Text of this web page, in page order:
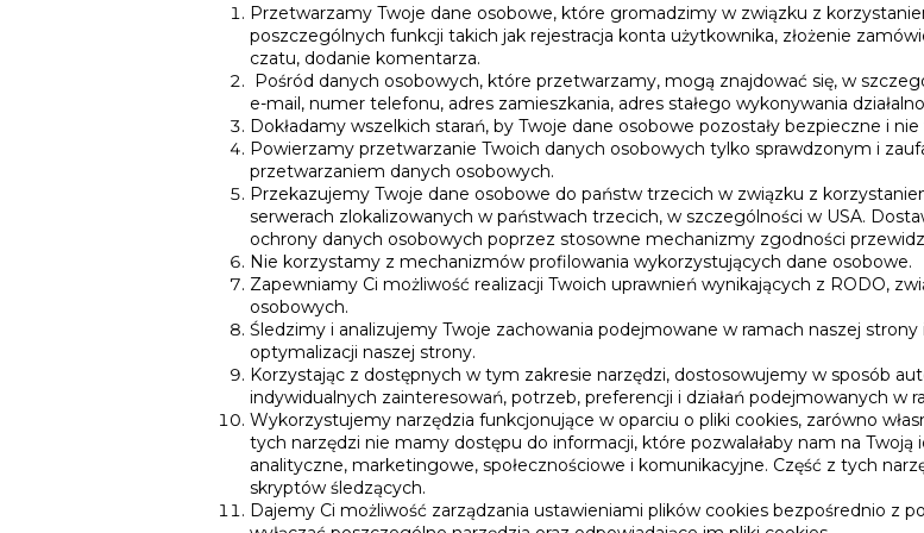
Przetwarzamy Twoje dane osobowe, które gromadzimy w związku z
poszczególnych funkcji takich jak rejestracja konta użytkownika, złożenie
czatu, dodanie komentarza.
Pośród danych osobowych, które przetwarzamy, mogą znajdować się, w
e-mail, numer telefonu, adres zamieszkania, adres stałego wykonywania
Dokładamy wszelkich starań, by Twoje dane osobowe pozostały bezpieczne i
Powierzamy przetwarzanie Twoich danych osobowych tylko sprawdzonym i
przetwarzaniem danych osobowych.
Przekazujemy Twoje dane osobowe do państw trzecich w związku z
serwerach zlokalizowanych w państwach trzecich, w szczególności w USA.
ochrony danych osobowych poprzez stosowne mechanizmy zgodności
Nie korzystamy z mechanizmów profilowania wykorzystujących dane osobowe.
Zapewniamy Ci możliwość realizacji Twoich uprawnień wynikających z RODO,
osobowych.
Śledzimy i analizujemy Twoje zachowania podejmowane w ramach naszej
optymalizacji naszej strony.
Korzystając z dostępnych w tym zakresie narzędzi, dostosowujemy w sposób
indywidualnych zainteresowań, potrzeb, preferencji i działań podejmowanych w
Wykorzystujemy narzędzia funkcjonujące w oparciu o pliki cookies, zarówno
tych narzędzi nie mamy dostępu do informacji, które pozwalałaby nam na
analityczne, marketingowe, społecznościowe i komunikacyjne. Część z tych
skryptów śledzących.
Dajemy Ci możliwość zarządzania ustawieniami plików cookies bezpośrednio z